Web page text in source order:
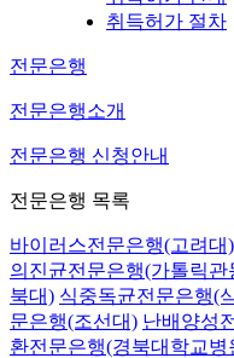
취득허가 절차
전문은행
전문은행소개
전문은행 신청안내
전문은행 목록
바이러스전문은행(고려대)
의진균전문은행(가톨릭관
북대) 식중독균전문은행(
문은행(조선대) 난배양성
환전문은행(경북대학교병